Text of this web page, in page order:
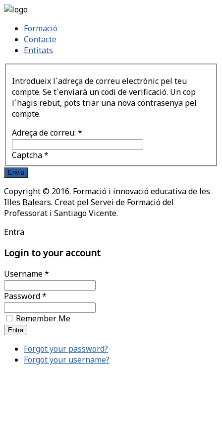
Formació
Contacte
Entitats
Introdueix l`adreça de correu electrònic pel teu
compte. Se t`enviarà un codi de verificació. Un cop
l`hagis rebut, pots triar una nova contrasenya pel
compte.
Adreça de correu: *
Captcha*
Envia
Copyright © 2016. Formació i innovació educativa de les
Illes Balears. Creat pel Servei de Formació del
Professorat i Santiago Vicente.
Entra
Login to your account
Username *
Password *
Remember Me
Forgot your password?
Forgot your username?